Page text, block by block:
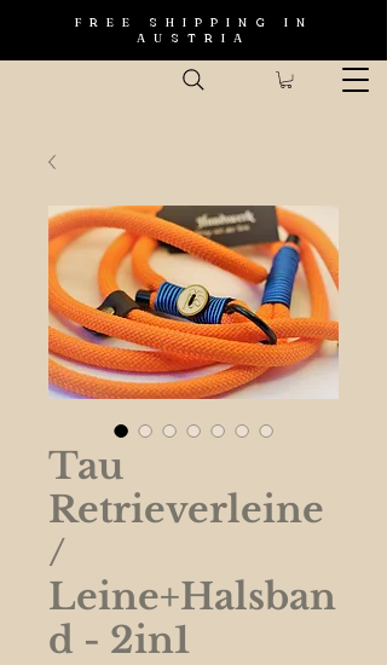
FREE SHIPPING IN
AUSTRIA
Tau
Retrieverleine
/
Leine+Halsban
d - 2in1